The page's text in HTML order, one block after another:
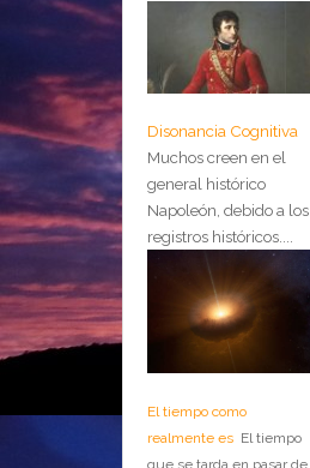
Disonancia Cognitiva
Muchos creen en el
general histórico
Napoleón, debido a los
registros históricos....
El tiempo como
realmente es El tiempo
que se tarda en pasar de